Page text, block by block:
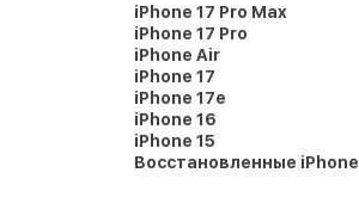
iPhone 17 Pro Max
iPhone 17 Pro
iPhone Air
iPhone 17
iPhone 17e
iPhone 16
iPhone 15
Восстановленные iPhone